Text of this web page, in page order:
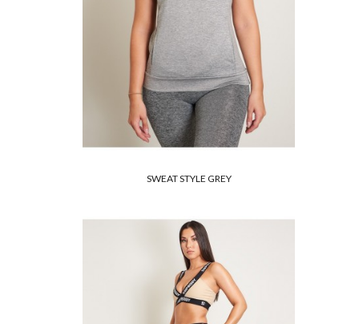
SWEAT STYLE GREY